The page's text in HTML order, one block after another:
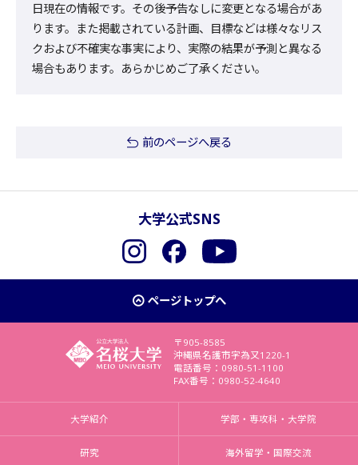
日現在の情報です。その後予告なしに変更となる場合があ
ります。また掲載されている計画、目標などは様々なリス
クおよび不確実な事実により、実際の結果が予測と異なる
場合もあります。あらかじめご了承ください。
前のページへ戻る
大学公式SNS
InstagramFacebookYouTube
ページトップへ
〒905-8585
沖縄県名護市字為又1220-1
電話番号：0980-51-1100
FAX番号：0980-52-4640
大学紹介 学部・専攻科・大学院
研究 海外留学・国際交流